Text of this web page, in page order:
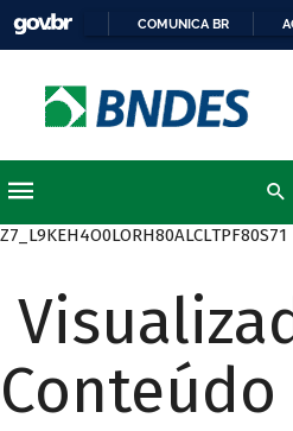
COMUNICA BR
Z7_L9KEH4O0LORH80ALCLTPF80S71
Conteúdo